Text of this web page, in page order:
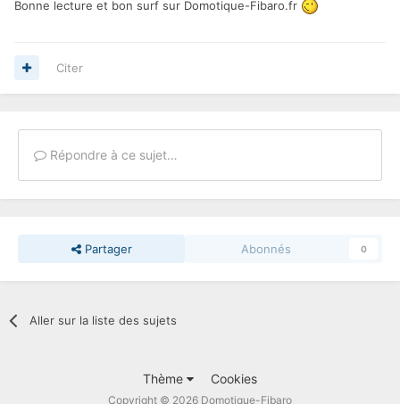
Bonne lecture et bon surf sur Domotique-Fibaro.fr
Citer
Répondre à ce sujet…
Partager Abonnés 0
Aller sur la liste des sujets
Thème Cookies
Copyright © 2026 Domotique-Fibaro